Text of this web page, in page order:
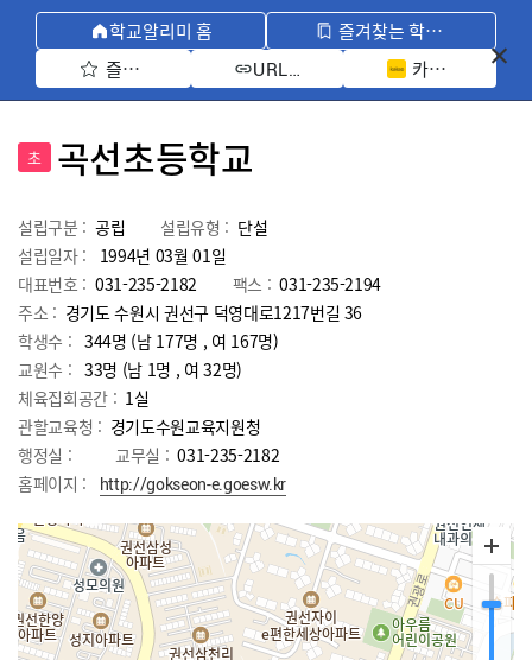
학교알리미 홈
즐겨찾는 학교 모아보기
즐겨찾기 선택
URL 복사 카카오톡 공유
초 곡선초등학교
설립구분 : 공립 설립유형 : 단설
설립일자 :
1994년 03월 01일
대표번호 : 031-235-2182 팩스 : 031-235-2194
주소 : 경기도 수원시 권선구 덕영대로1217번길 36
학생수 : 344명 (남 177명 , 여 167명)
교원수 : 33명 (남 1명 , 여32명)
체육집회공간 : 1실
관할교육청 : 경기도수원교육지원청
행정실 :
교무실 : 031-235-2182
홈페이지 :
http://gokseon-e.goesw.kr